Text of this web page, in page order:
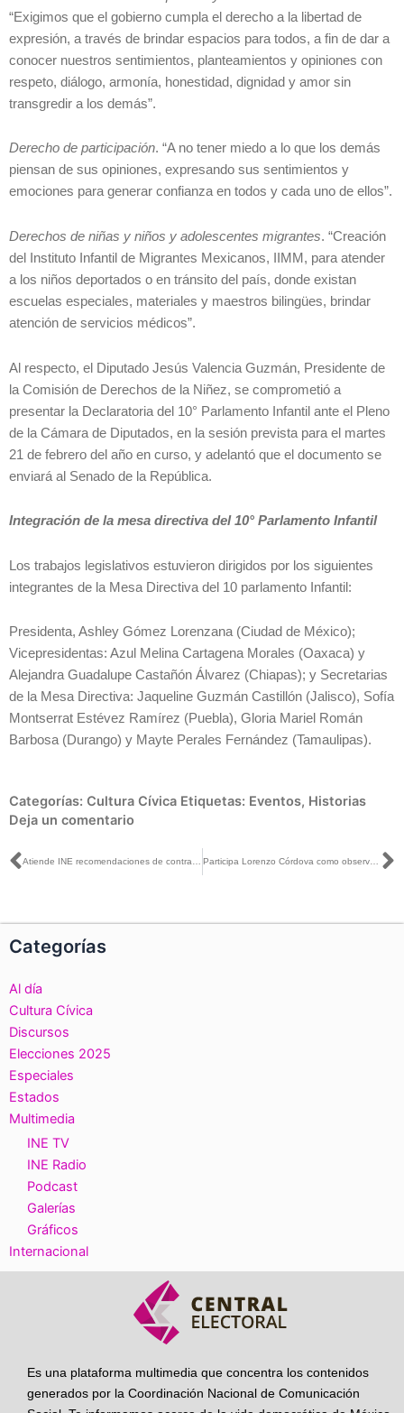
“Exigimos que el gobierno cumpla el derecho a la libertad de
expresión, a través de brindar espacios para todos, a fin de dar a
conocer nuestros sentimientos, planteamientos y opiniones con
respeto, diálogo, armonía, honestidad, dignidad y amor sin
transgredir a los demás”.
Derecho de participación. “A no tener miedo a lo que los demás
piensan de sus opiniones, expresando sus sentimientos y
emociones para generar confianza en todos y cada uno de ellos”.
Derechos de niñas y niños y adolescentes migrantes. “Creación
del Instituto Infantil de Migrantes Mexicanos, IIMM, para atender
a los niños deportados o en tránsito del país, donde existan
escuelas especiales, materiales y maestros bilingües, brindar
atención de servicios médicos”.
Al respecto, el Diputado Jesús Valencia Guzmán, Presidente de
la Comisión de Derechos de la Niñez, se comprometió a
presentar la Declaratoria del 10° Parlamento Infantil ante el Pleno
de la Cámara de Diputados, en la sesión prevista para el martes
21 de febrero del año en curso, y adelantó que el documento se
enviará al Senado de la República.
Integración de la mesa directiva del 10° Parlamento Infantil
Los trabajos legislativos estuvieron dirigidos por los siguientes
integrantes de la Mesa Directiva del 10 parlamento Infantil:
Presidenta, Ashley Gómez Lorenzana (Ciudad de México);
Vicepresidentas: Azul Melina Cartagena Morales (Oaxaca) y
Alejandra Guadalupe Castañón Álvarez (Chiapas); y Secretarias
de la Mesa Directiva: Jaqueline Guzmán Castillón (Jalisco), Sofía
Montserrat Estévez Ramírez (Puebla), Gloria Mariel Román
Barbosa (Durango) y Mayte Perales Fernández (Tamaulipas).
Categorías: Cultura Cívica Etiquetas: Eventos, Historias
Deja un comentario
Ant Participa Lorenzo Córdova como observador en Elecciones de Ecuador
Categorías
Al día
Cultura Cívica
Discursos
Elecciones 2025
Especiales
Estados
Multimedia
INE TV
INE Radio
Podcast
Galerías
Gráficos
Internacional
Es una plataforma multimedia que concentra los contenidos
generados por la Coordinación Nacional de Comunicación